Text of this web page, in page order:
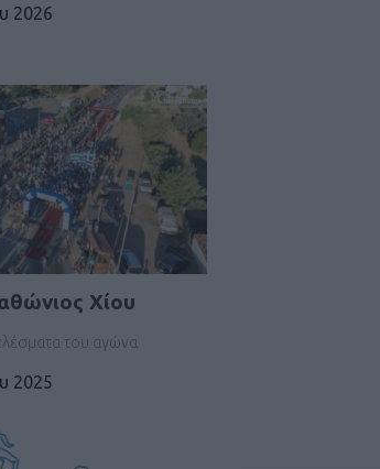
2026
Χίου
του αγώνα
2025